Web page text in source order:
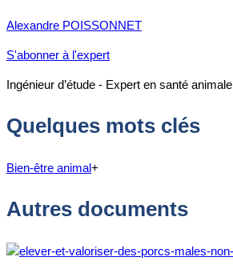
Alexandre POISSONNET
S'abonner à l'expert
Ingénieur d’étude - Expert en santé animale
Quelques mots clés
Bien-être animal+
Autres documents